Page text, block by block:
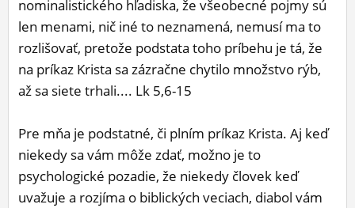
nominalistického hľadiska, že všeobecné pojmy sú
len menami, nič iné to neznamená, nemusí ma to
rozlišovať, pretože podstata toho príbehu je tá, že
na príkaz Krista sa zázračne chytilo množstvo rýb,
až sa siete trhali.... Lk 5,6-15
Pre mňa je podstatné, či plním príkaz Krista. Aj keď
niekedy sa vám môže zdať, možno je to
psychologické pozadie, že niekedy človek keď
uvažuje a rozjíma o biblických veciach, diabol vám